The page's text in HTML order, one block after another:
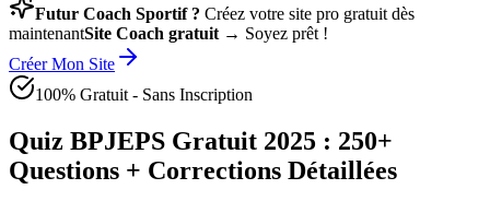
Futur Coach Sportif ? Créez votre site pro gratuit dès
maintenantSite Coach gratuit → Soyez prêt !
Créer Mon Site
100% Gratuit - Sans Inscription
Quiz BPJEPS Gratuit 2025 : 250+
Questions + Corrections Détaillées